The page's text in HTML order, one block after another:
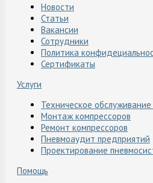
Новости
Статьи
Вакансии
Сотрудники
Политика
Сертификаты
Услуги
Техническое
Монтаж компрессоров
Ремонт компрессоров
Пневмоаудит предприятий
Проектирование
Помощь